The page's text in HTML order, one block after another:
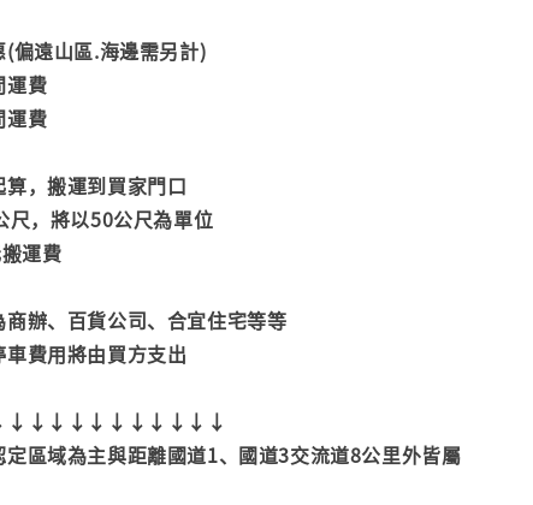
偏遠山區.海邊需另計)
運費
運費
，搬運到買家門口
尺，將以50公尺為單位
運費
辦、百貨公司、合宜住宅等等
費用將由買方支出
區域為主與距離國道1、國道3交流道8公里外皆屬